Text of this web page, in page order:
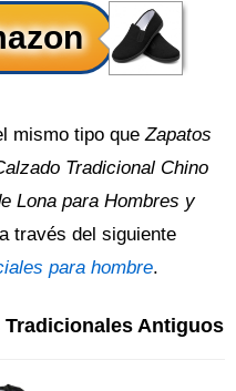
mismo tipo queZapatos
Tradicional Chino
Lona para Hombres y
través del siguiente
para hombre.
Antiguos